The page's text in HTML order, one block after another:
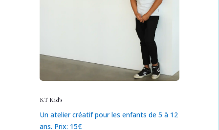
KT Kid’s
Un atelier créatif pour les enfants de 5 à 12
ans. Prix: 15€